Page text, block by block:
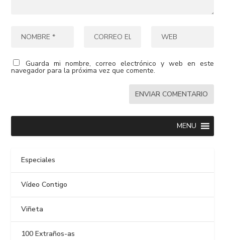
Guarda mi nombre, correo electrónico y web en este
navegador para la próxima vez que comente.
MENU
Especiales
Vídeo Contigo
Viñeta
100 Extraños-as